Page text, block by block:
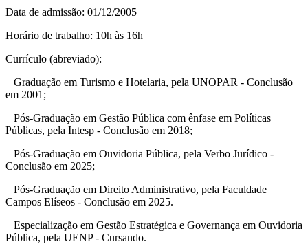
Data de admissão: 01/12/2005
Horário de trabalho: 10h às 16h
Currículo (abreviado):
Graduação em Turismo e Hotelaria, pela UNOPAR - Conclusão
em 2001;
Pós-Graduação em Gestão Pública com ênfase em Políticas
Públicas, pela Intesp - Conclusão em 2018;
Pós-Graduação em Ouvidoria Pública, pela Verbo Jurídico -
Conclusão em 2025;
Pós-Graduação em Direito Administrativo, pela Faculdade
Campos Elíseos - Conclusão em 2025.
Especialização em Gestão Estratégica e Governança em Ouvidoria
Pública, pela UENP - Cursando.